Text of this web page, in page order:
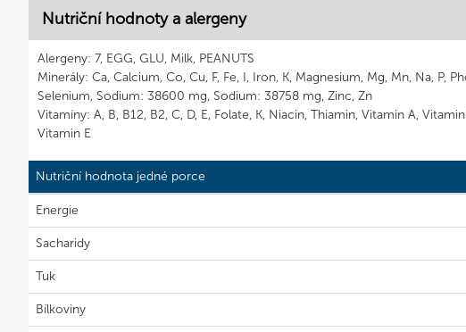
Nutriční hodnoty a alergeny
Alergeny: 7, EGG, GLU, Milk, PEANUTS
Minerály: Ca, Calcium, Co, Cu, F, Fe, I, Iron, K, Magnesium, Mg, Mn, Na, P,
Selenium, Sodium: 38600 mg, Sodium: 38758 mg, Zinc, Zn
Vitamíny: A, B, B12, B2, C, D, E, Folate, K, Niacin, Thiamin, Vitamin A,
Vitamin E
Nutriční hodnota jedné porce
Energie
Sacharidy
Tuk
Bílkoviny